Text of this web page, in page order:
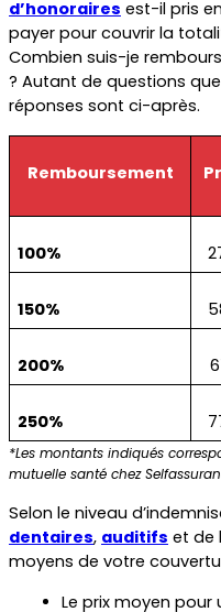
d’honoraires est-il pris
payer pour couvrir la
Combien suis-je
? Autant de questions
réponses sont ci-après.
Remboursement
100%
150%
200%
250%
*Les montants indiqués
mutuelle santé chez
Selon le niveau
dentaires, auditifs et de
moyens de votre
Le prix moyen pour